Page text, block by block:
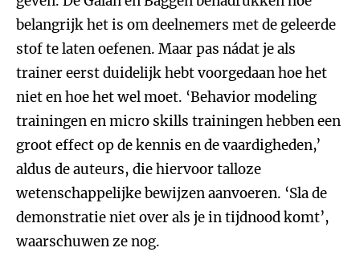
belangrijk het is om deelnemers met de geleerde
stof te laten oefenen. Maar pas nádat je als
trainer eerst duidelijk hebt voorgedaan hoe het
niet en hoe het wel moet. ‘Behavior modeling
trainingen en micro skills trainingen hebben een
groot effect op de kennis en de vaardigheden,’
aldus de auteurs, die hiervoor talloze
wetenschappelijke bewijzen aanvoeren. ‘Sla de
demonstratie niet over als je in tijdnood komt’,
waarschuwen ze nog.